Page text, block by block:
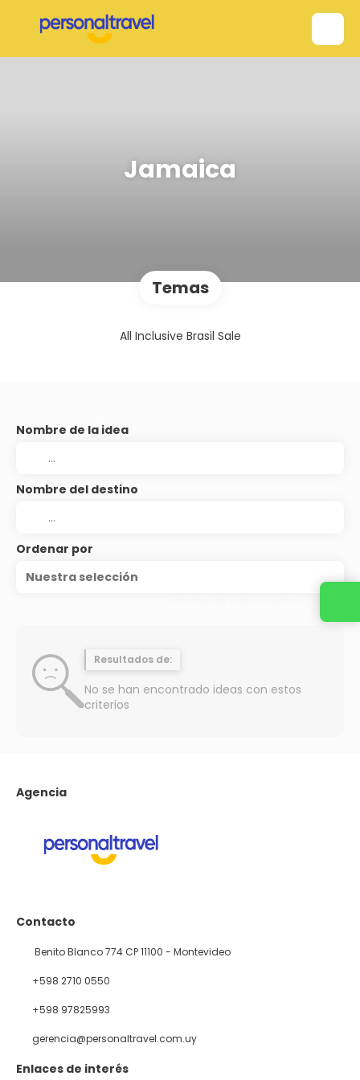
Jamaica
Temas
All Inclusive Brasil Sale
Nombre de la idea
Nombre del destino
Ordenar por
Nuestra selección
Resultados de:
No se han encontrado ideas con estos
criterios
Agencia
Contacto
Benito Blanco 774 CP 11100 - Montevideo
+598 2710 0550
+598 97825993
gerencia@personaltravel.com.uy
Enlaces de interés